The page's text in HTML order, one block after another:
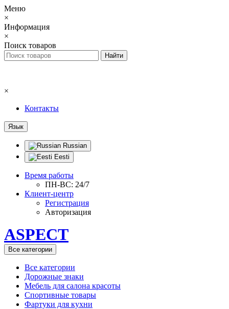
Меню
×
Информация
×
Поиск товаров
×
Контакты
Язык
Russian
Eesti
Время работы
ПН-ВС: 24/7
Клиент-центр
Регистрация
Авторизация
ASPECT
Все категории
Все категории
Дорожные знаки
Мебель для салона красоты
Спортивные товары
Фартуки для кухни